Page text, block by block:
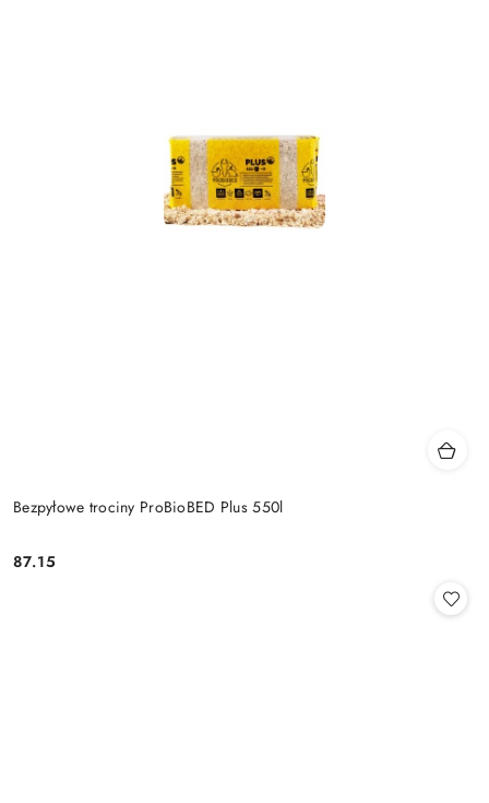
Bezpyłowe trociny ProBioBED Plus 550l
Cena:
87.15